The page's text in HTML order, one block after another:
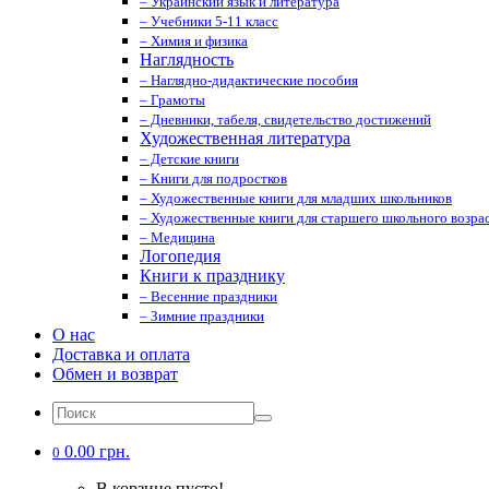
– Учебники 5-11 класс
– Химия и физика
Наглядность
– Наглядно-дидактические пособия
– Грамоты
– Дневники, табеля, свидетельство достижений
Художественная литература
– Детские книги
– Книги для подростков
– Художественные книги для младших школьников
– Художественные книги для старшего школьного
– Медицина
Логопедия
Книги к празднику
– Весенние праздники
– Зимние праздники
О нас
Доставка и оплата
Обмен и возврат
0 0.00 грн.